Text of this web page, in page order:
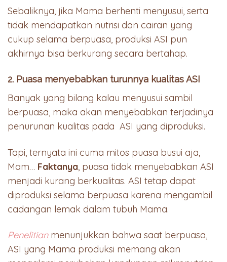
Sebaliknya, jika Mama berhenti menyusui, serta
tidak mendapatkan nutrisi dan cairan yang
cukup selama berpuasa, produksi ASI pun
akhirnya bisa berkurang secara bertahap.
2. Puasa menyebabkan turunnya kualitas ASI
Banyak yang bilang kalau menyusui sambil
berpuasa, maka akan menyebabkan terjadinya
penurunan kualitas pada ASI yang diproduksi.
Tapi, ternyata ini cuma mitos puasa busui aja,
Mam… Faktanya, puasa tidak menyebabkan ASI
menjadi kurang berkualitas. ASI tetap dapat
diproduksi selama berpuasa karena mengambil
cadangan lemak dalam tubuh Mama.
Penelitianmenunjukkan bahwa saat berpuasa,
ASI yang Mama produksi memang akan